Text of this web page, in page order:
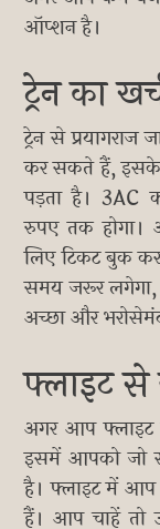
ऑप्शन है।
ट्रेन का
ट्रेन से
कर सकते हैं, इसके
पड़ता है। 3AC
रुपए तक होगा।
लिए टिकट बुक
समय जरूर
अच्छा और
फ्लाइट से
अगर आप फ्लाइट
इसमें आपको जो
है। फ्लाइट में
हैं। आप चाहें तो